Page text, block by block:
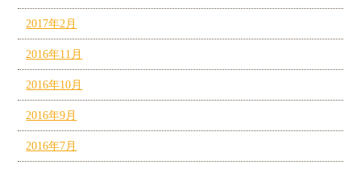
2017年2月
2016年11月
2016年10月
2016年9月
2016年7月